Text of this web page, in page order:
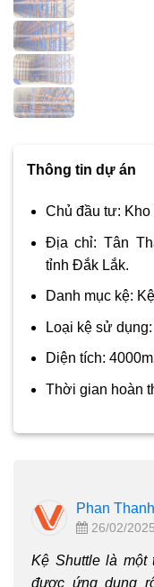
Thông tin dự án
Chủ đầu tư:
Địa chỉ: Tân
tỉnh Đắk Lắk.
Danh mục kệ:
Loại kệ sử
Diện tích:
Thời gian hoàn
Phan
26/02/2025
Kệ Shuttle là một
được ứng dụng